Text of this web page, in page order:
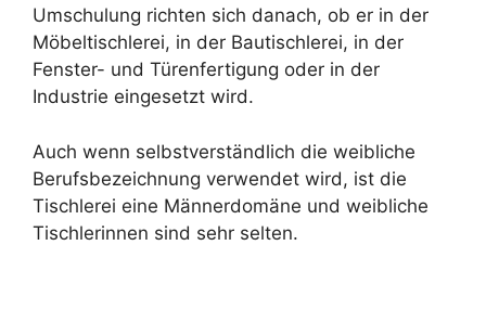
Umschulung richten sich danach, ob er in der
Möbeltischlerei, in der Bautischlerei, in der
Fenster- und Türenfertigung oder in der
Industrie eingesetzt wird.
Auch wenn selbstverständlich die weibliche
Berufsbezeichnung verwendet wird, ist die
Tischlerei eine Männerdomäne und weibliche
Tischlerinnen sind sehr selten.